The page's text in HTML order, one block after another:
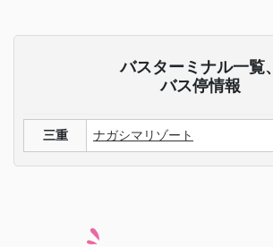
バスターミナル一覧、
バス停情報
三重 ナガシマリゾート